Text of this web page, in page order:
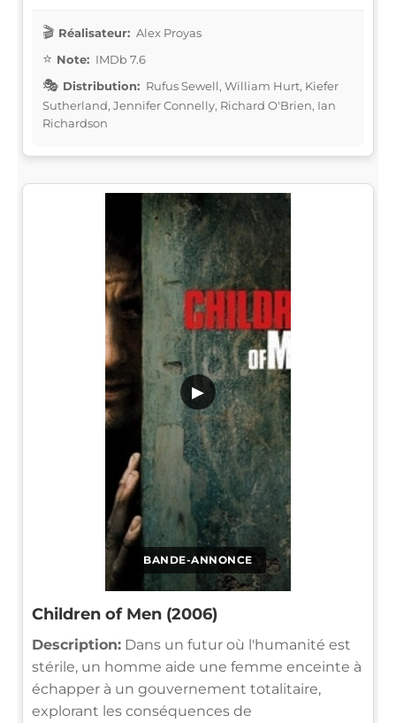
Réalisateur: Alex Proyas
Note: IMDb 7.6
Distribution: Rufus Sewell, William Hurt, Kiefer
Sutherland, Jennifer Connelly, Richard O'Brien, Ian
Richardson
BANDE-ANNONCE
▶
Children of Men (2006)
Description: Dans un futur où l'humanité est
stérile, un homme aide une femme enceinte à
échapper à un gouvernement totalitaire,
explorant les conséquences de